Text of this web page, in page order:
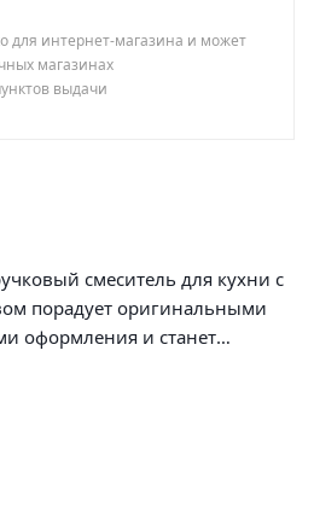
для интернет-магазина и может
магазинах
выдачи
смеситель для кухни с
порадует оригинальными
оформления и станет
материалы. Все модели
что придает им